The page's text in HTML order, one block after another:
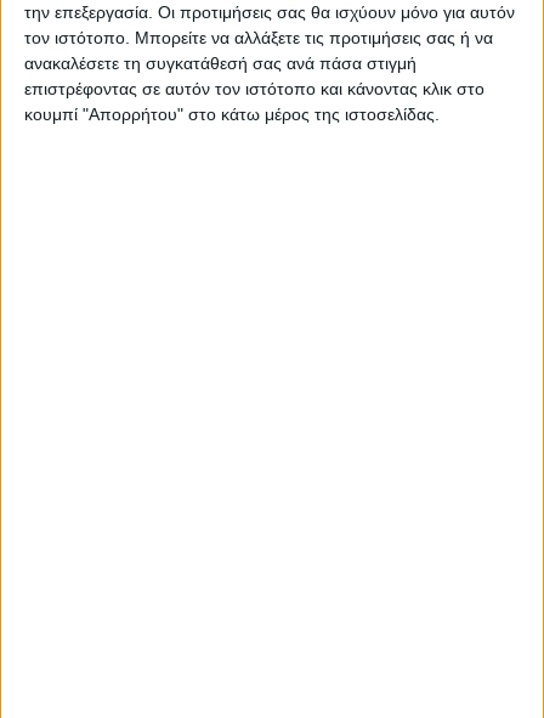
την επεξεργασία. Οι προτιμήσεις σας θα ισχύουν μόνο για αυτόν
τον ιστότοπο. Μπορείτε να αλλάξετε τις προτιμήσεις σας ή να
ανακαλέσετε τη συγκατάθεσή σας ανά πάσα στιγμή
επιστρέφοντας σε αυτόν τον ιστότοπο και κάνοντας κλικ στο
κουμπί "Απορρήτου" στο κάτω μέρος της ιστοσελίδας.